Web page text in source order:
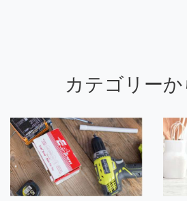
カテゴリーか